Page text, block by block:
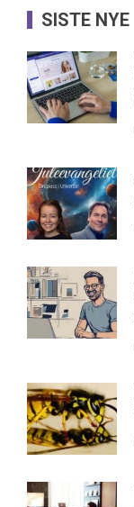
SISTE NYE